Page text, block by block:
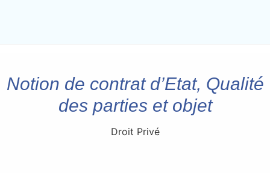
Notion de contrat d’Etat, Qualité
des parties et objet
Droit Privé